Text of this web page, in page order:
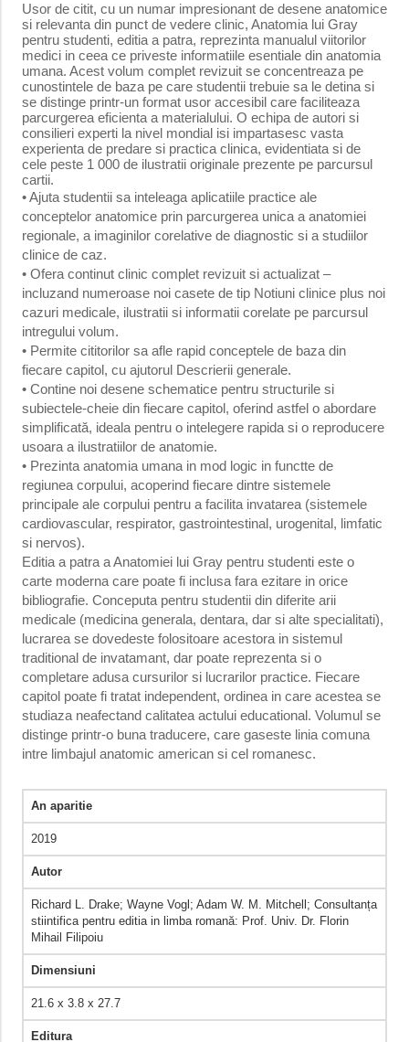
Usor de citit, cu un numar impresionant de desene anatomice
si relevanta din punct de vedere clinic, Anatomia lui Gray
pentru studenti, editia a patra, reprezinta manualul viitorilor
medici in ceea ce priveste informatiile esentiale din anatomia
umana. Acest volum complet revizuit se concentreaza pe
cunostintele de baza pe care studentii trebuie sa le detina si
se distinge printr-un format usor accesibil care faciliteaza
parcurgerea eficienta a materialului. O echipa de autori si
consilieri experti la nivel mondial isi impartasesc vasta
experienta de predare si practica clinica, evidentiata si de
cele peste 1 000 de ilustratii originale prezente pe parcursul
cartii.
• Ajuta studentii sa inteleaga aplicatiile practice ale
conceptelor anatomice prin parcurgerea unica a anatomiei
regionale, a imaginilor corelative de diagnostic si a studiilor
clinice de caz.
• Ofera continut clinic complet revizuit si actualizat –
incluzand numeroase noi casete de tip Notiuni clinice plus noi
cazuri medicale, ilustratii si informatii corelate pe parcursul
intregului volum.
• Permite cititorilor sa afle rapid conceptele de baza din
fiecare capitol, cu ajutorul Descrierii generale.
• Contine noi desene schematice pentru structurile si
subiectele-cheie din fiecare capitol, oferind astfel o abordare
simplificată, ideala pentru o intelegere rapida si o reproducere
usoara a ilustratiilor de anatomie.
• Prezinta anatomia umana in mod logic in functte de
regiunea corpului, acoperind fiecare dintre sistemele
principale ale corpului pentru a facilita invatarea (sistemele
cardiovascular, respirator, gastrointestinal, urogenital, limfatic
si nervos).
Editia a patra a Anatomiei lui Gray pentru studenti este o
carte moderna care poate fi inclusa fara ezitare in orice
bibliografie. Conceputa pentru studentii din diferite arii
medicale (medicina generala, dentara, dar si alte specialitati),
lucrarea se dovedeste folositoare acestora in sistemul
traditional de invatamant, dar poate reprezenta si o
completare adusa cursurilor si lucrarilor practice. Fiecare
capitol poate fi tratat independent, ordinea in care acestea se
studiaza neafectand calitatea actului educational. Volumul se
distinge printr-o buna traducere, care gaseste linia comuna
intre limbajul anatomic american si cel romanesc.
An aparitie
2019
Autor
Richard L. Drake; Wayne Vogl; Adam W. M. Mitchell; Consultanța
stiintifica pentru editia in limba romană: Prof. Univ. Dr. Florin
Mihail Filipoiu
Dimensiuni
21.6 x 3.8 x 27.7
Editura